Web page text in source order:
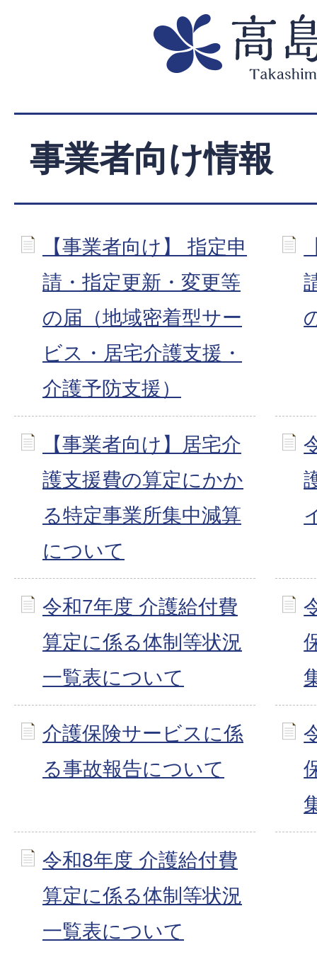
事業者向け情報
【事業者向け】 指定申
請・指定更新・変更等
の届（地域密着型サー
ビス・居宅介護支援・
介護予防支援）
【事業者向け】居宅介
護支援費の算定にかか
る特定事業所集中減算
について
令和7年度 介護給付費
算定に係る体制等状況
一覧表について
介護保険サービスに係
る事故報告について
令和8年度 介護給付費
算定に係る体制等状況
一覧表について